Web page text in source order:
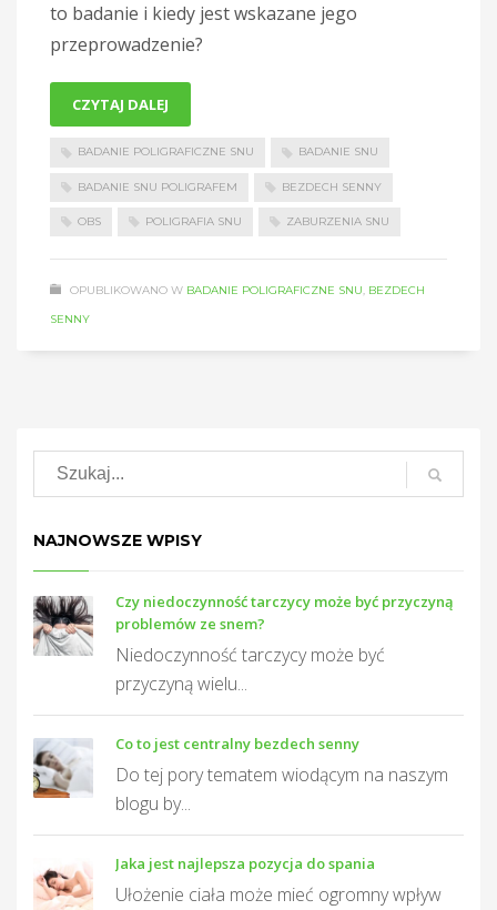
to badanie i kiedy jest wskazane jego
przeprowadzenie?
BADANIE POLIGRAFICZNE SNU BADANIE SNU
BADANIE SNU POLIGRAFEM BEZDECH SENNY
OBS POLIGRAFIA SNU ZABURZENIA SNU
CZYTAJ DALEJ
OPUBLIKOWANO W BADANIE POLIGRAFICZNE SNU, BEZDECH
SENNY
NAJNOWSZE WPISY
Czy niedoczynność tarczycy może być przyczyną
problemów ze snem?
Niedoczynność tarczycy może być
przyczyną wielu...
Co to jest centralny bezdech senny
Do tej pory tematem wiodącym na naszym
blogu by...
Jaka jest najlepsza pozycja do spania
Ułożenie ciała może mieć ogromny wpływ